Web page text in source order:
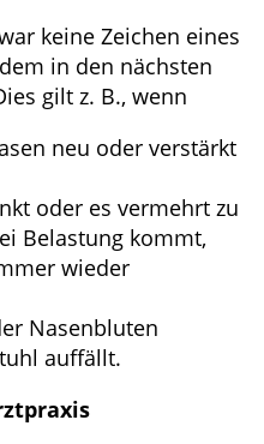
keine Zeichen eines
in den nächsten
gilt z. B., wenn
neu oder verstärkt
oder es vermehrt zu
Belastung kommt,
wieder
Nasenbluten
auffällt.